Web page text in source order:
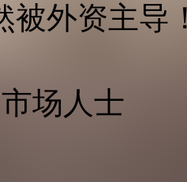
被外资主导
场人士